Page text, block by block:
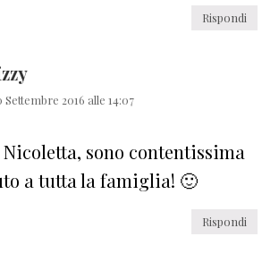
Rispondi
Settembre 2016 alle 14:07
sono contentissima
a tutta la famiglia! 🙂
Rispondi